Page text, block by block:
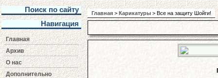
Поиск по сайту
Навигация
Главная
Архив
О нас
Дополнительно
Главная > Карикатуры > Все на защиту Шойги!